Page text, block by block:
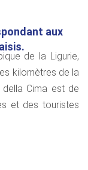
aux
de la Ligurie,
kilomètres de la
Cima est de
et des touristes